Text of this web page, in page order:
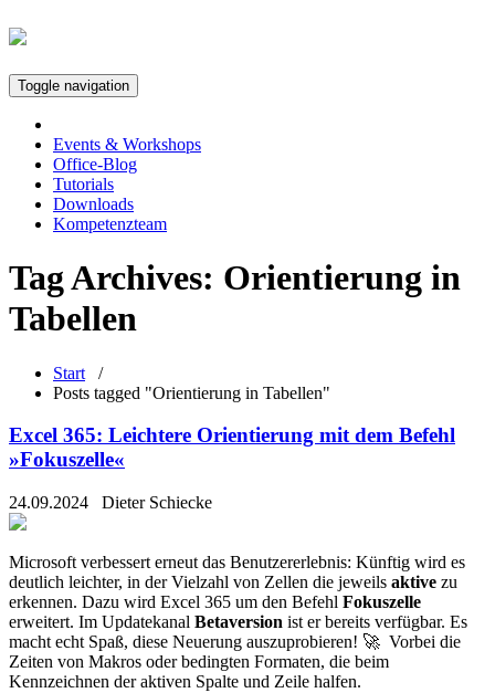
Toggle navigation
Events & Workshops
Office-Blog
Tutorials
Downloads
Kompetenzteam
Tag Archives: Orientierung in
Tabellen
Start /
Posts tagged "Orientierung in Tabellen"
Excel 365: Leichtere Orientierung mit dem Befehl
»Fokuszelle«
24.09.2024 Dieter Schiecke
Microsoft verbessert erneut das Benutzererlebnis: Künftig wird es
deutlich leichter, in der Vielzahl von Zellen die jeweils aktive zu
erkennen. Dazu wird Excel 365 um den Befehl Fokuszelle
erweitert. Im Updatekanal Betaversion ist er bereits verfügbar. Es
macht echt Spaß, diese Neuerung auszuprobieren! 🚀 Vorbei die
Zeiten von Makros oder bedingten Formaten, die beim
Kennzeichnen der aktiven Spalte und Zeile halfen.